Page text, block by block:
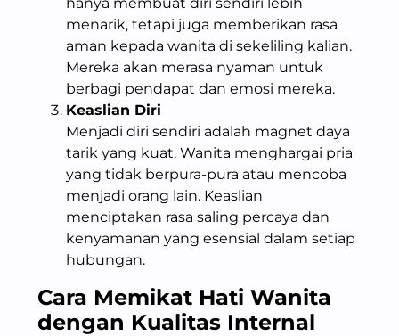
menarik, tetapi juga memberikan rasa
aman kepada wanita di sekeliling kalian.
Mereka akan merasa nyaman untuk
berbagi pendapat dan emosi mereka.
Keaslian Diri
Menjadi diri sendiri adalah magnet daya
tarik yang kuat. Wanita menghargai pria
yang tidak berpura-pura atau mencoba
menjadi orang lain. Keaslian
menciptakan rasa saling percaya dan
kenyamanan yang esensial dalam setiap
hubungan.
Cara Memikat Hati Wanita
dengan Kualitas Internal